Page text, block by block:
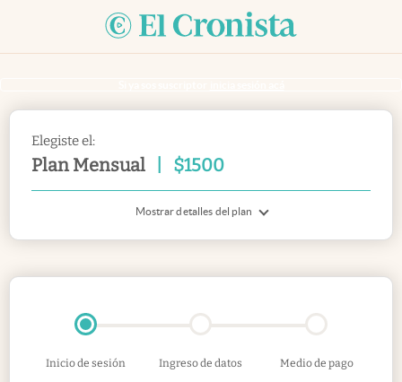
Elegiste el:
Plan Mensual $1500
Mostrar detalles del plan
Inicio de sesión Ingreso de datos Medio de pago